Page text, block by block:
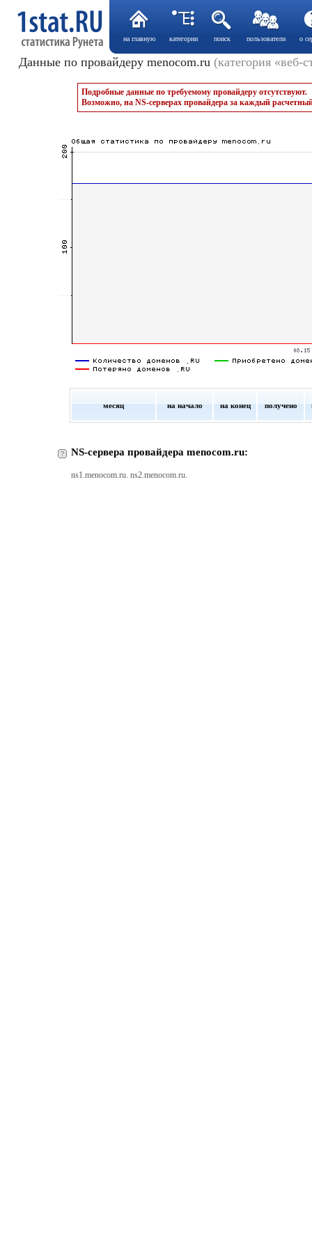
на главную категории поиск пользователи о
Данные по провайдеру menocom.ru (категория «веб-
Подробные данные по требуемому провайдеру отсутствуют.
Возможно, на NS-серверах провайдера за каждый
месяц на начало на конец получено
NS-сервера провайдера menocom.ru:
ns1.menocom.ru. ns2.menocom.ru.